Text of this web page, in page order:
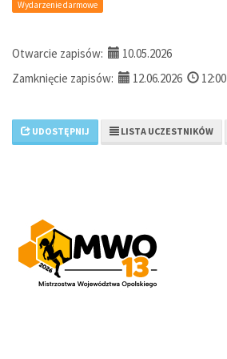
Wydarzenie darmowe
Otwarcie zapisów:
10.05.2026
Zamknięcie zapisów:
12.06.2026 12:00
UDOSTĘPNIJ LISTA UCZESTNIKÓW